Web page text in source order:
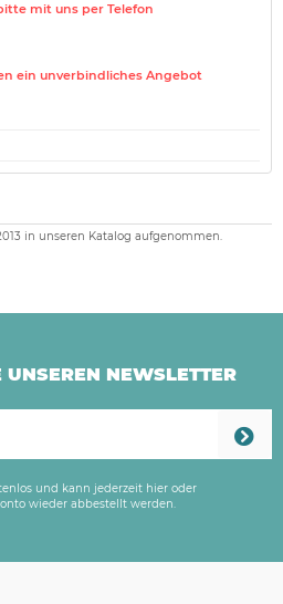
mit uns per Telefon
ein unverbindliches Angebot
in unseren Katalog aufgenommen.
NEWSLETTER
und kann jederzeit hier oder
wieder abbestellt werden.